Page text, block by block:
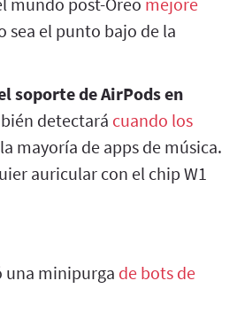
sea el punto bajo de la
soporte de AirPods en
detectará cuando los
mayoría de apps de música.
auricular con el chip W1
una minipurga de bots de